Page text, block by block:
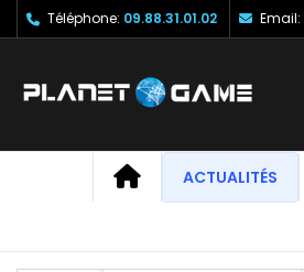
Téléphone: 09.88.31.01.02 Email:
ACCUEILACTUALITÉS